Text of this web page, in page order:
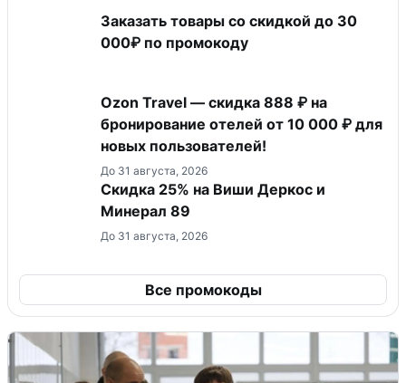
Заказать товары со скидкой до 30
000₽ по промокоду
Ozon Travel — скидка 888 ₽ на
бронирование отелей от 10 000 ₽ для
новых пользователей!
До 31 августа, 2026
Скидка 25% на Виши Деркос и
Минерал 89
До 31 августа, 2026
Все промокоды